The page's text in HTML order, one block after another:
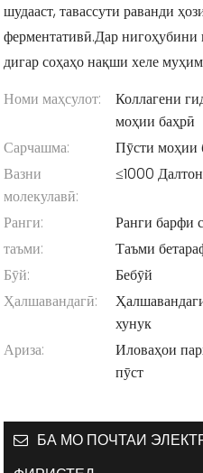
шудааст, тавассути раванди
ферментативӣ.Дар нигоҳубини
дигар соҳаҳо нақши хеле
Номи маҳсулот:
Коллагени
моҳии баҳрӣ
Сарчашма:
Пӯсти моҳии
Вазни
молекулавӣ:
≤1000 Далтон
Ранги:
Ранги барфи
таъми:
Таъми
Бӯй:
Бебӯй
Ҳалшавандагӣ:
хунук
Ариза:
Иловаҳои
пӯст
БА МО ПОЧТАИ